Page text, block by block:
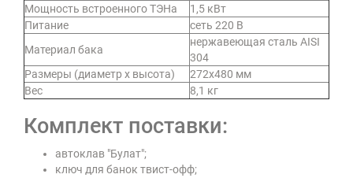
Мощность встроенного ТЭНа
1,5 кВт
Питание
сеть 220 В
Материал бака
нержавеющая сталь AISI
304
Размеры (диаметр х высота)
272х480 мм
Вес
8,1 кг
Комплект поставки:
автоклав "Булат";
ключ для банок твист-офф;